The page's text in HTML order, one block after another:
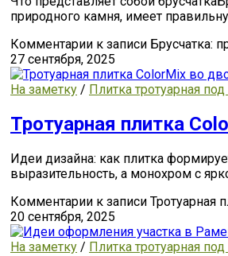
природного камня, имеет
Комментарии к записи Брусчатка:
27 сентября, 2025
На заметку / Плитка тротуарная
Тротуарная плитка
Идеи дизайна: как плитка
выразительность, а монохром с
Комментарии к записи
20 сентября, 2025
На заметку / Плитка тротуарная